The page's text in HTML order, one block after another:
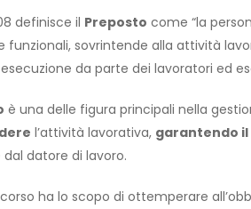
definisce il Preposto come “la
funzionali, sovrintende alla attività
da parte dei lavoratori ed
è una delle figura principali nella
l’attività lavorativa, garantendo
datore di lavoro.
ha lo scopo di ottemperare